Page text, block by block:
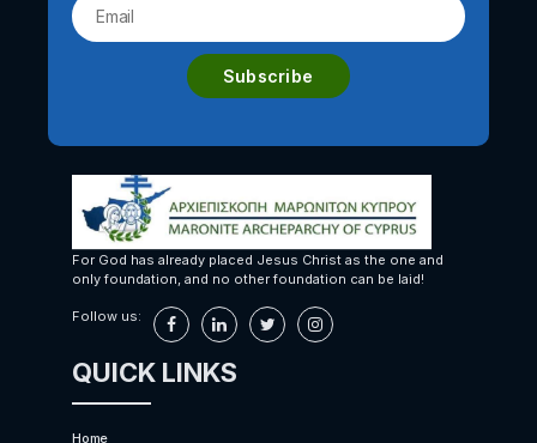
For God has already placed Jesus Christ as the one and
only foundation, and no other foundation can be laid!
Follow us:
QUICK LINKS
Home